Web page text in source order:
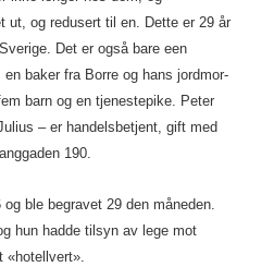
ut, og redusert til en. Dette er 29 år
Det er også bare een
baker fra Borre og hans jordmor-
barn og en tjenestepike. Peter
– er handelsbetjent, gift med
190.
ble begravet 29 den måneden.
hun hadde tilsyn av lege mot
«hotellvert».